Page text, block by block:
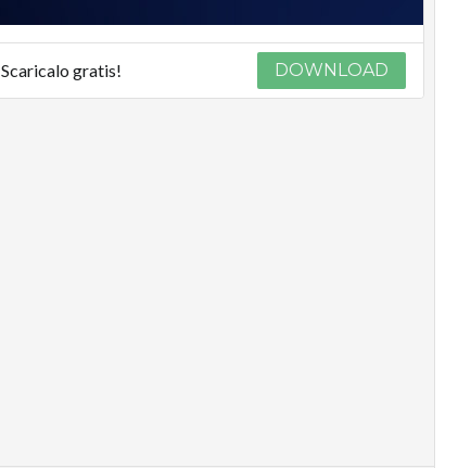
Scaricalo gratis! DOWNLOAD